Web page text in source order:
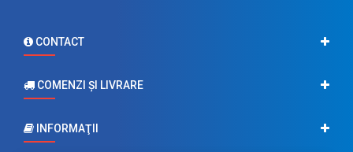
CONTACT
COMENZI ŞI LIVRARE
INFORMAŢII